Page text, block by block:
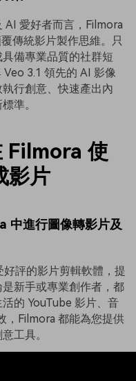
AI 愛好者而言，Filmora
傳統影片製作思維。只
備專業品質的社群短
Veo 3.1 領先的 AI 影像
行創意、快速產出內
準。
Filmora 使
影片
中進行圖像轉影片及
好評的影片剪輯軟體，提
新手或專業創作者，都
的 YouTube 影片、音
，Filmora 都能為您提供
工具。